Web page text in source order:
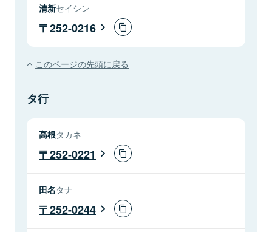
清新セイシン
252-0216
このページの先頭に戻る
タ行
高根タカネ
252-0221
田名タナ
252-0244